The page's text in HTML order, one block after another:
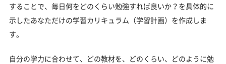
することで、毎日何をどのくらい勉強すれば良いか？を具体的に
示したあなただけの学習カリキュラム（学習計画）を作成しま
す。
自分の学力に合わせて、どの教材を、どのくらい、どのように勉